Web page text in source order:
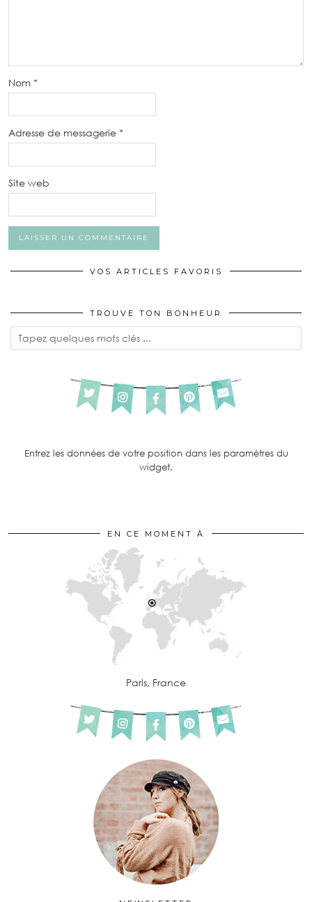
Nom *
Adresse de messagerie *
Site web
VOS ARTICLES FAVORIS
TROUVE TON BONHEUR
Entrez les données de votre position dans les paramètres du
widget.
EN CE MOMENT À
Paris, France